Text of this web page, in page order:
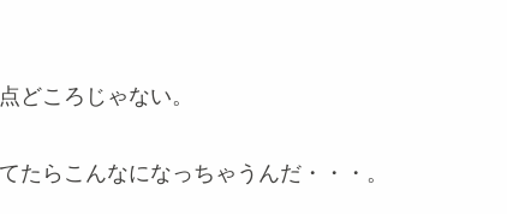
どころじゃない。
たらこんなになっちゃうんだ・・・。